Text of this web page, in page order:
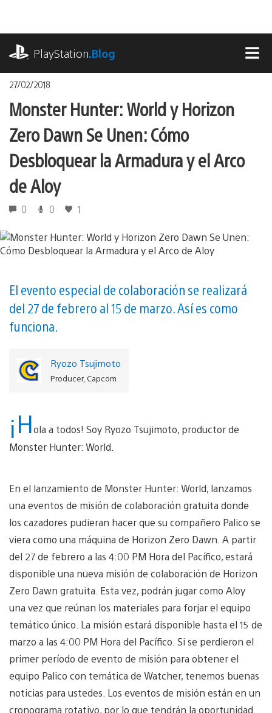
contenido
PlayStation.Blog
27/02/2018
Monster Hunter: World y Horizon
Zero Dawn Se Unen: Cómo
Desbloquear la Armadura y el Arco
de Aloy
0 0 1
El evento especial de colaboración se realizará
del 27 de febrero al 15 de marzo. Así es como
funciona.
Ryozo Tsujimoto
Producer, Capcom
¡Hola a todos! Soy Ryozo Tsujimoto, productor de
Monster Hunter: World.
En el lanzamiento de Monster Hunter: World, lanzamos
una eventos de misión de colaboración gratuita donde
los cazadores pudieran hacer que su compañero Palico se
viera como una máquina de Horizon Zero Dawn. A partir
del 27 de febrero a las 4:00 PM Hora del Pacífico, estará
disponible una nueva misión de colaboración de Horizon
Zero Dawn gratuita. Esta vez, podrán jugar como Aloy
una vez que reúnan los materiales para forjar el equipo
temático único. La misión estará disponible hasta el 15 de
marzo a las 4:00 PM Hora del Pacífico. Si se perdieron el
primer período de evento de misión para obtener el
equipo Palico con temática de Watcher, tenemos buenas
noticias para ustedes. Los eventos de misión están en un
cronograma rotativo, por lo que tendrán la oportunidad